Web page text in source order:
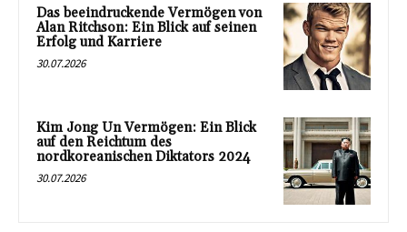
Das beeindruckende Vermögen von
Alan Ritchson: Ein Blick auf seinen
Erfolg und Karriere
30.07.2026
Kim Jong Un Vermögen: Ein Blick
auf den Reichtum des
nordkoreanischen Diktators 2024
30.07.2026